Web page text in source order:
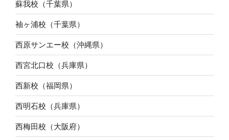
蘇我校（千葉県）
袖ヶ浦校（千葉県）
西原サンエー校（沖縄県）
西宮北口校（兵庫県）
西新校（福岡県）
西明石校（兵庫県）
西梅田校（大阪府）